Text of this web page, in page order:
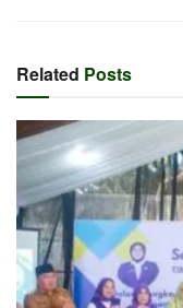
Related Posts